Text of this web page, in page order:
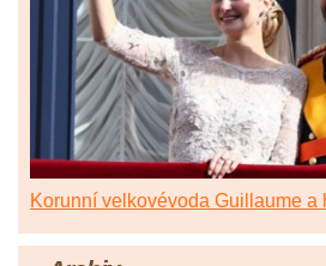
Korunní velkovévoda Guillaume a